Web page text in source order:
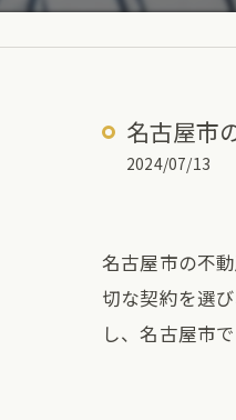
名古屋市
2024/07/13
名古屋市の不
切な契約を選
し、名古屋市